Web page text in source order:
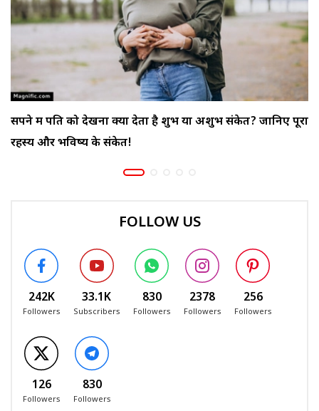
सपने में पति को देखना क्या देता है शुभ या अशुभ संकेत? जानिए पूरा
रहस्य और भविष्य के संकेत!
FOLLOW US
242K
Followers
33.1K
Subscribers
830
Followers
2378
Followers
256
Followers
126
Followers
830
Followers